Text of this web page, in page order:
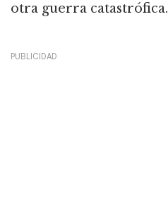
otra guerra catastrófica.
PUBLICIDAD